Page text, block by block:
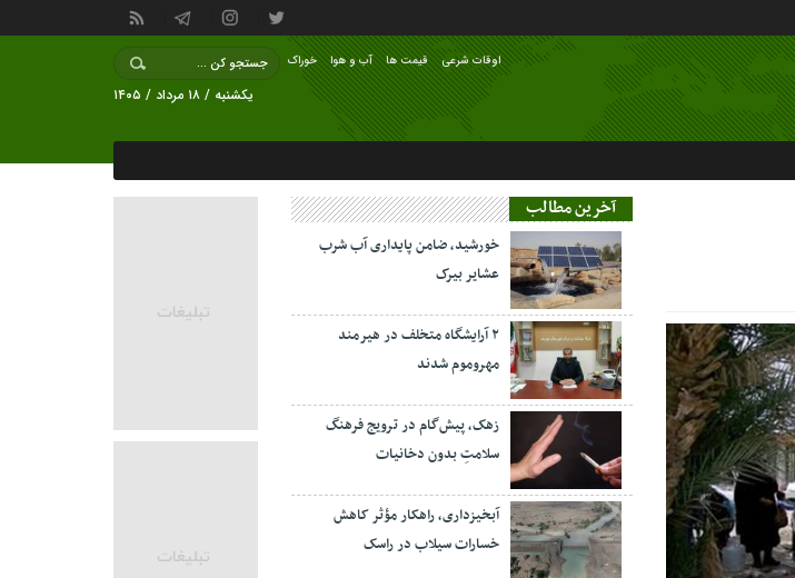
خوراک آب و هوا قیمت ها اوقات شرعی
یکشنبه / ۱۸ مرداد / ۱۴۰۵
آخرین مطالب
خورشید، ضامن پایداری آب شرب
عشایر بیرک
۲ آرایشگاه متخلف در هیرمند
مهروموم شدند
زهک، پیش‌گام در ترویج فرهنگ
سلامتِ بدون دخانیات
آبخیزداری، راهکار مؤثر کاهش
خسارات سیلاب در راسک